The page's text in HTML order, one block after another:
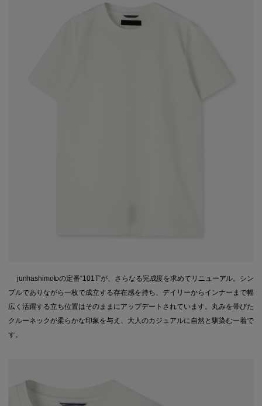
junhashimotoの定番“101T”が、さらなる完成度を求めてリニューアル。シン
プルでありながら一枚で成立する存在感を持ち、デイリーからインナーまで幅
広く活躍する立ち位置はそのままにアップデートされています。丸みを帯びた
クルーネックが柔らかな印象を与え、大人のカジュアルに自然と馴染む一着で
す。